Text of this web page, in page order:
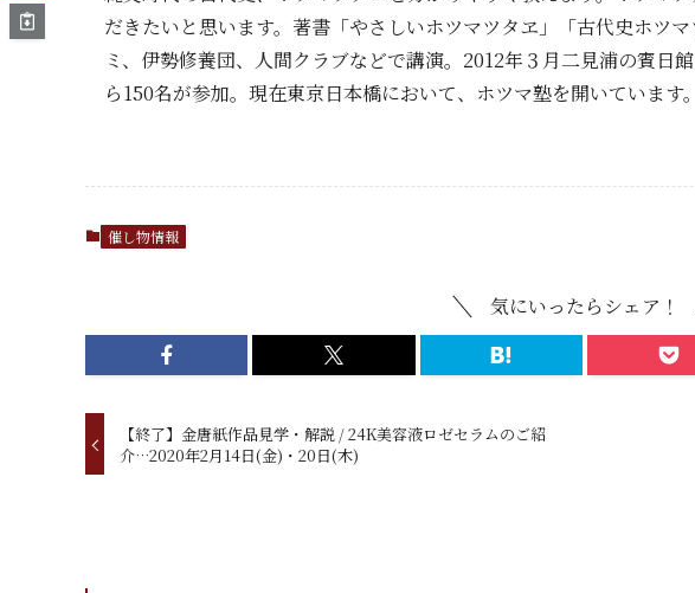
だきたいと思います。著書「やさしいホツマツタヱ」「古代史ホツ
ミ、伊勢修養団、人間クラブなどで講演。2012年３月二見浦の賓日
ら150名が参加。現在東京日本橋において、ホツマ塾を開いています。
催し物情報
気にいったらシェア！
【終了】金唐紙作品見学・解説 / 24K美容液ロゼセラムのご紹
介…2020年2月14日(金)・20日(木)